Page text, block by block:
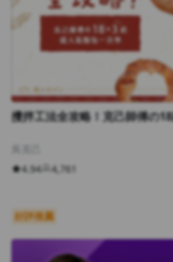
攪拌工法全攻略！克己師傅の
4.94
4,761
好評推薦